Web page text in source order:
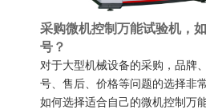
采购微机控制万能试验机，
号？
对于大型机械设备的采购，品牌
号、售后、价格等问题的选择非
如何选择适合自己的微机控制万